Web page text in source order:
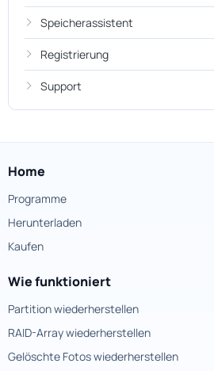
Speicherassistent
Registrierung
Support
Home
Programme
Herunterladen
Kaufen
Wie funktioniert
Partition wiederherstellen
RAID-Array wiederherstellen
Gelöschte Fotos wiederherstellen